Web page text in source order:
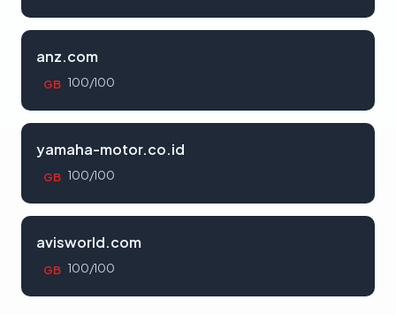
anz.com
GB 100/100
yamaha-motor.co.id
GB 100/100
avisworld.com
GB 100/100